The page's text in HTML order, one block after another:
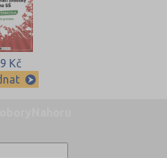
Kč